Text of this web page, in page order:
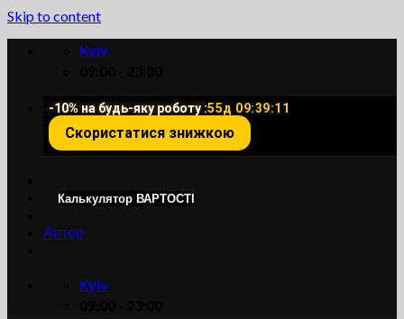
Skip to content
Kyiv
-10% на будь-яку роботу :55д 09:39:10
Скористатися знижкою
Калькулятор ВАРТОСТІ
Автор
Kyiv